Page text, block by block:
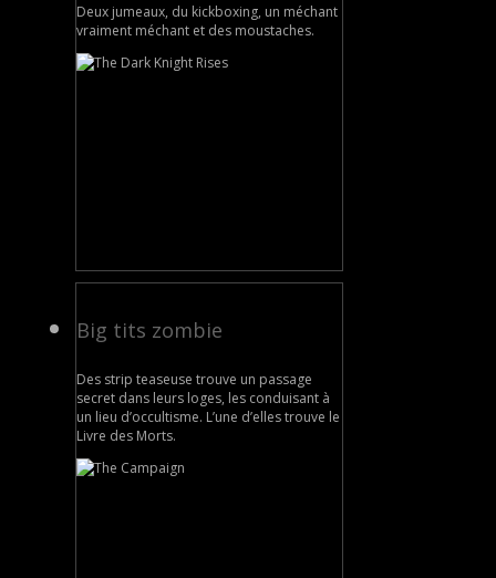
Deux jumeaux, du kickboxing, un méchant
vraiment méchant et des moustaches.
Big tits zombie
Des strip teaseuse trouve un passage
secret dans leurs loges, les conduisant à
un lieu d’occultisme. L’une d’elles trouve le
Livre des Morts.